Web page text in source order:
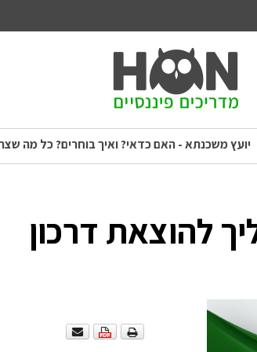
יועץ משכנתא - האם כדאי? ואיך בוחרים? כל מה
להוצאת דרכון